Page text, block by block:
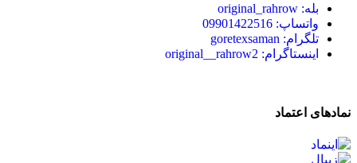
بله: original_rahrow
واتساپ: 09901422516
تلگرام: goretexsaman
اینستاگرام: original__rahrow2
نمادهای اعتماد